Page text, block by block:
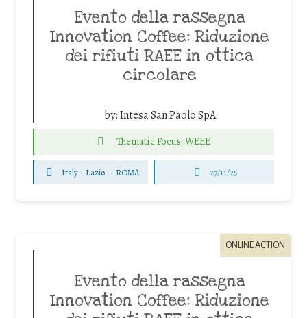
Evento della rassegna
Innovation Coffee: Riduzione
dei rifiuti RAEE in ottica
circolare
by:Intesa San Paolo SpA
Thematic Focus: WEEE
Italy - Lazio - ROMA 27/11/25
ONLINE ACTION
Evento della rassegna
Innovation Coffee: Riduzione